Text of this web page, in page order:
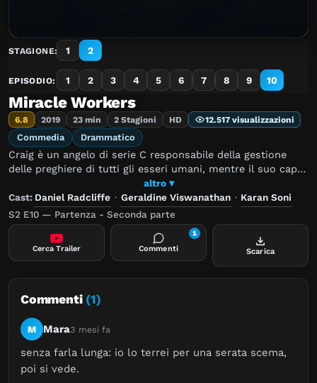
STAGIONE: 1 2
EPISODIO: 1 2 3 4 5 6 7 8 9 10
Miracle Workers
6.8 2019 23 min 2 Stagioni HD 12.517 visualizzazioni
Commedia Drammatico
Craig è un angelo di serie C responsabile della gestione
delle preghiere di tutti gli esseri umani, mentre il suo capo
Dio ha lasciato quasi tutto per concentrarsi nei suoi
passatempi preferiti. Per prevenire la distruzione della
Terra, Craig dovrà concentrarsi per fare un miracolo, ma
l'operazione sarà molto difficile.
altro ▾
Cast: Daniel Radcliffe · Geraldine Viswanathan · Karan Soni
S2 E10 — Partenza - Seconda parte
Cerca Trailer Commenti
1
Scarica
Commenti (1)
M Mara3 mesi fa
senza farla lunga: io lo terrei per una serata scema,
poi si vede.